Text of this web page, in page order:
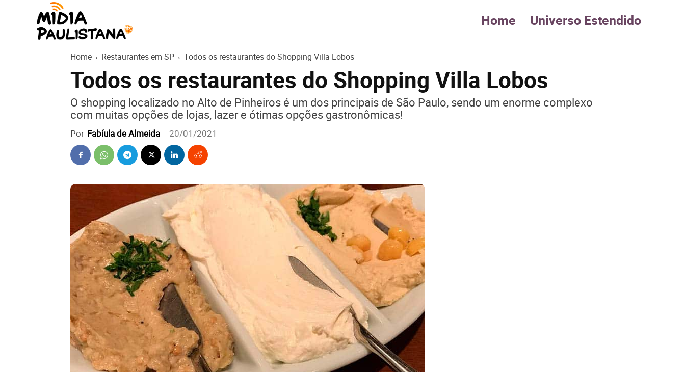
Paulistana
Home Universo Estendido
Home Restaurantes em SP Todos os restaurantes do Shopping Villa Lobos
Todos os restaurantes do Shopping Villa Lobos
O shopping localizado no Alto de Pinheiros é um dos principais de São Paulo, sendo um enorme complexo
com muitas opções de lojas, lazer e ótimas opções gastronômicas!
Por Fabíula de Almeida - 20/01/2021